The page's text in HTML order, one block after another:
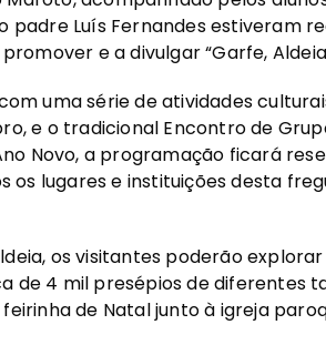
padre Luís Fernandes estiveram
e a divulgar “Garfe,
uma série de atividades
e o tradicional Encontro de
Novo, a programação ficará
os lugares e instituições desta
os visitantes poderão
de 4 mil presépios de diferentes
de Natal junto à igreja